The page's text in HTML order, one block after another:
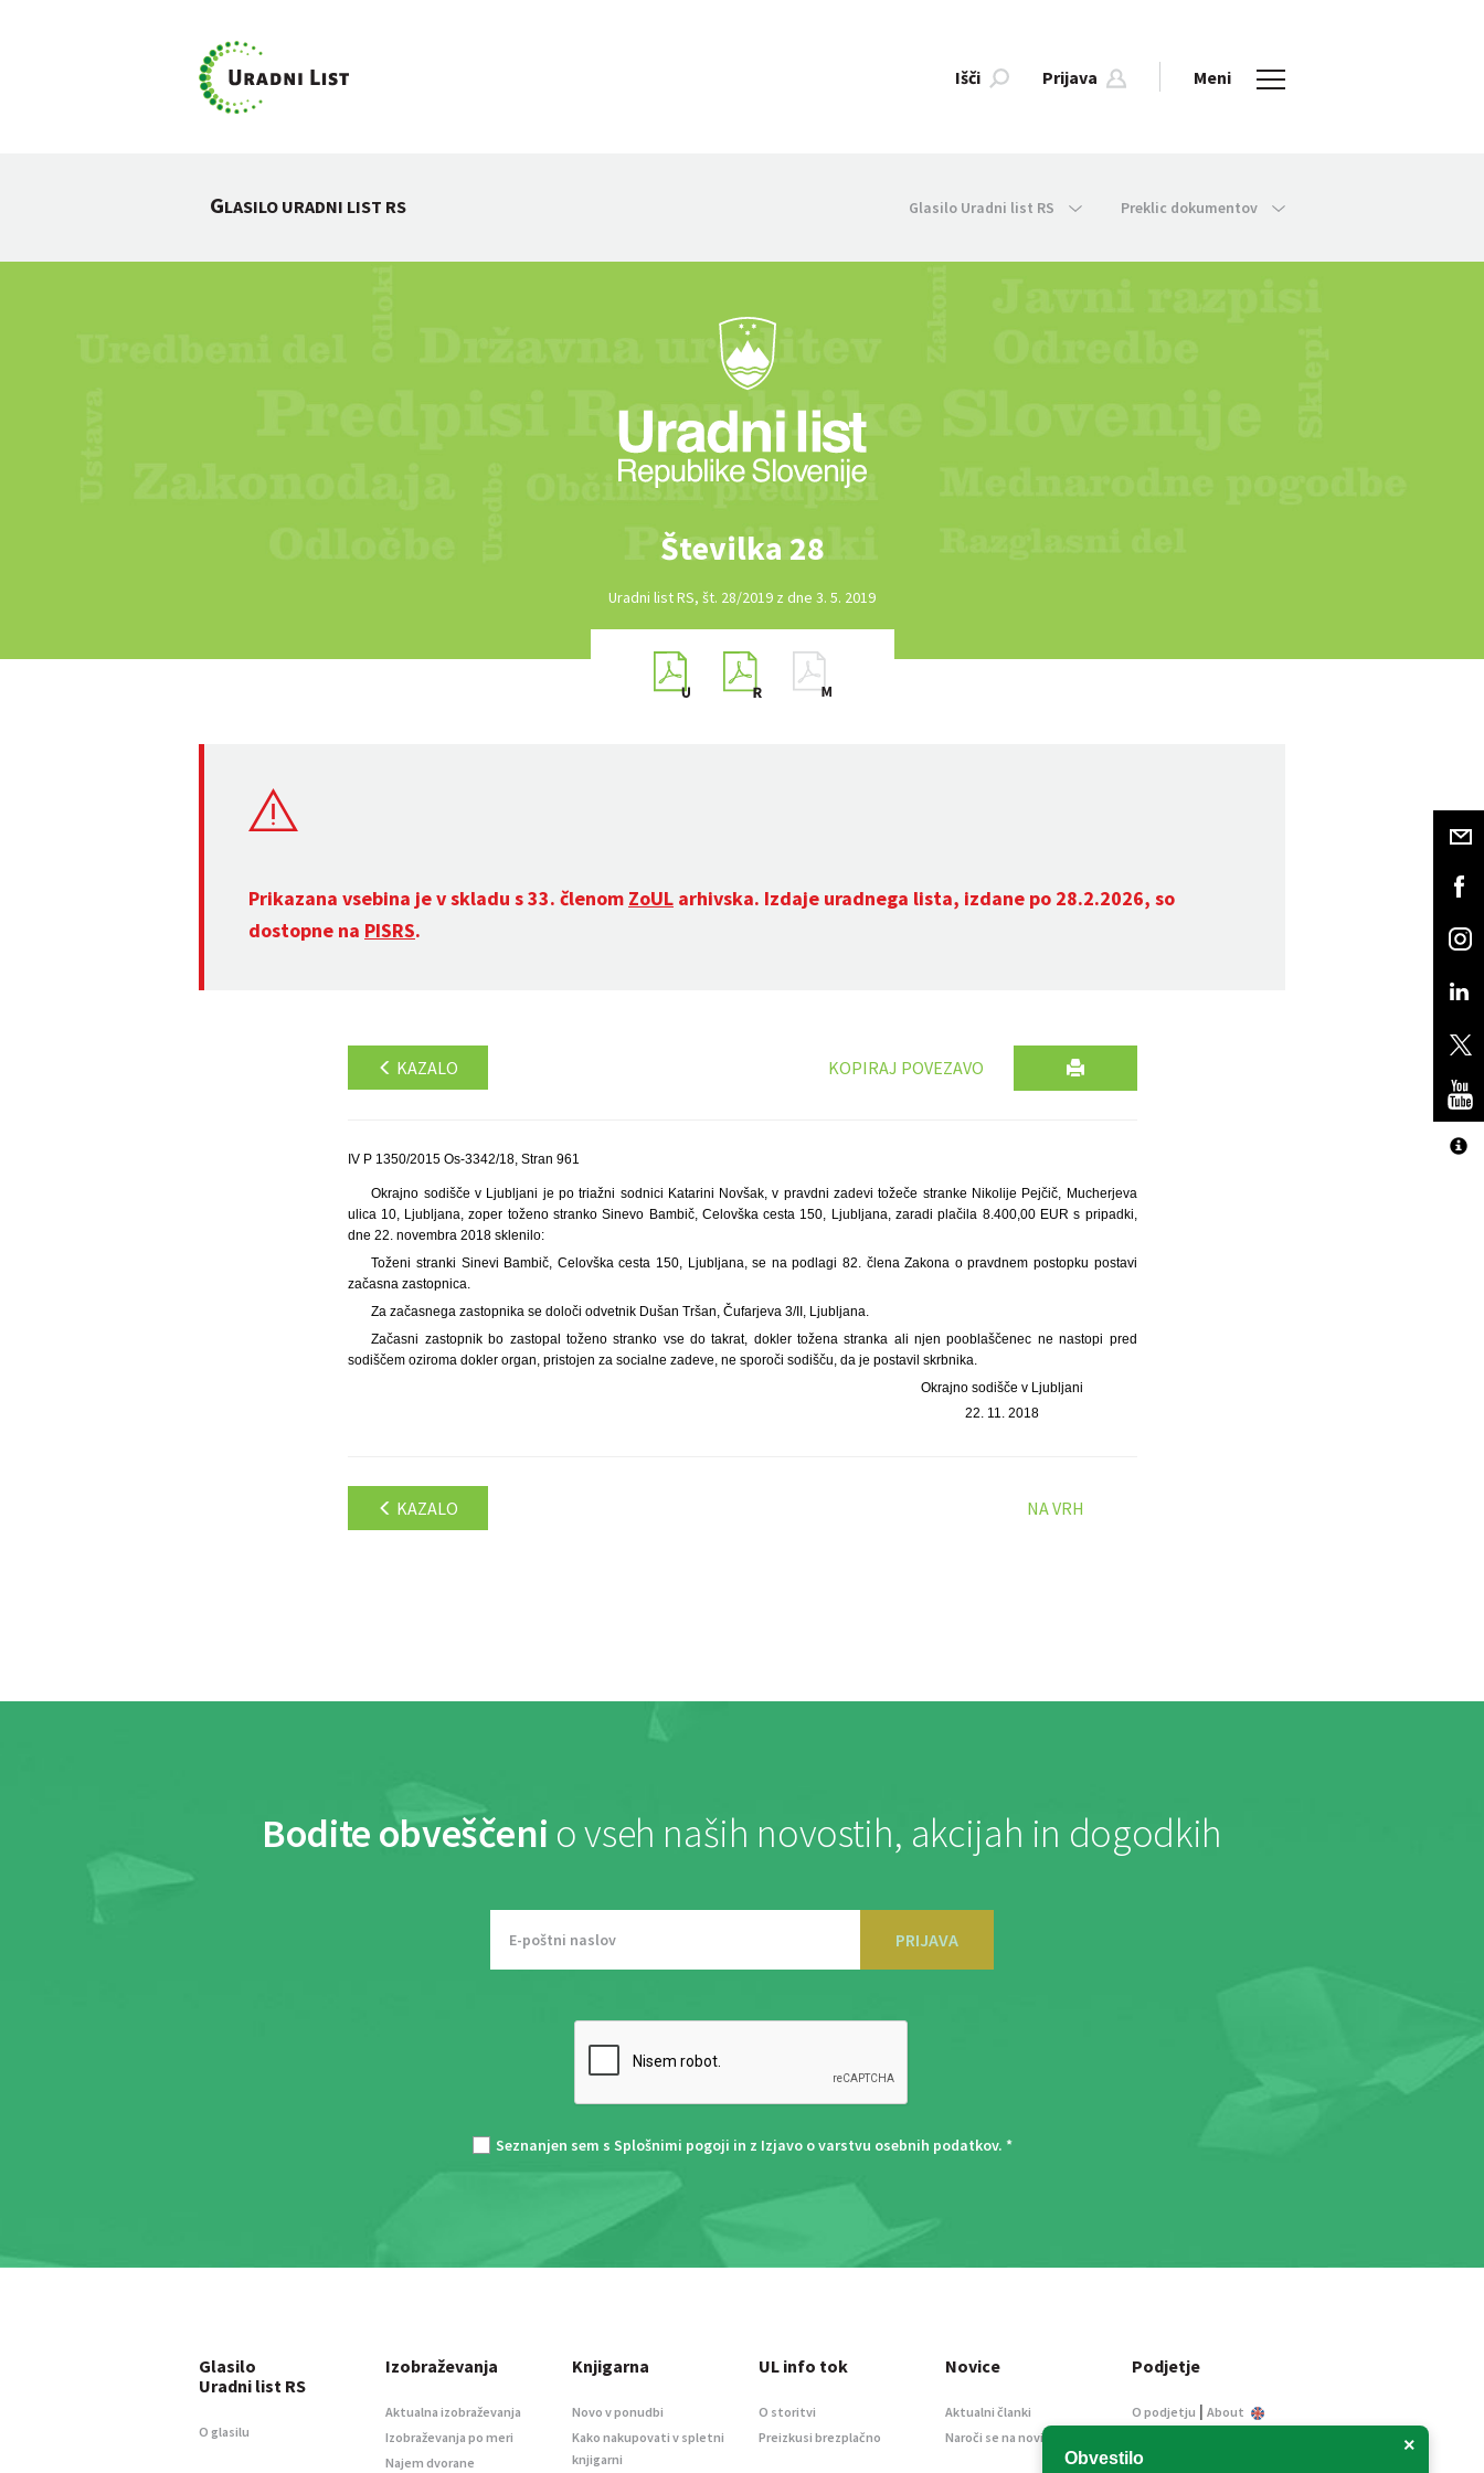
Išči Prijava Meni
GLASILO URADNI LIST RS Glasilo Uradni list RS Preklic dokumentov
Številka 28
Uradni list RS, št. 28/2019 z dne 3. 5. 2019
Prikazana vsebina je v skladu s 33. členom ZoUL arhivska. Izdaje uradnega lista, izdane po 28.2.2026, so
dostopne na PISRS.
KAZALO KOPIRAJ POVEZAVO
IV P 1350/2015 Os-3342/18, Stran 961
Okrajno sodišče v Ljubljani je po triažni sodnici Katarini Novšak, v pravdni zadevi tožeče stranke Nikolije Pejčič, Mucherjeva
ulica 10, Ljubljana, zoper toženo stranko Sinevo Bambič, Celovška cesta 150, Ljubljana, zaradi plačila 8.400,00 EUR s pripadki,
dne 22. novembra 2018 sklenilo:
Toženi stranki Sinevi Bambič, Celovška cesta 150, Ljubljana, se na podlagi 82. člena Zakona o pravdnem postopku postavi
začasna zastopnica.
Za začasnega zastopnika se določi odvetnik Dušan Tršan, Čufarjeva 3/II, Ljubljana.
Začasni zastopnik bo zastopal toženo stranko vse do takrat, dokler tožena stranka ali njen pooblaščenec ne nastopi pred
sodiščem oziroma dokler organ, pristojen za socialne zadeve, ne sporoči sodišču, da je postavil skrbnika.
Okrajno sodišče v Ljubljani
22. 11. 2018
KAZALO NA VRH
Bodite obveščeni o vseh naših novostih, akcijah in dogodkih
PRIJAVA
Seznanjen sem s Splošnimi pogoji in z Izjavo o varstvu osebnih podatkov. *
×
Obvestilo
Glasilo
Uradni list RS
O glasilu
Izobraževanja
Aktualna izobraževanja
Izobraževanja po meri
Najem dvorane
Knjigarna
Novo v ponudbi
Kako nakupovati v spletni
knjigarni
UL info tok
O storitvi
Preizkusi brezplačno
Novice
Aktualni članki
Naroči se na novice
Podjetje
O podjetju | About
Informacije javnega